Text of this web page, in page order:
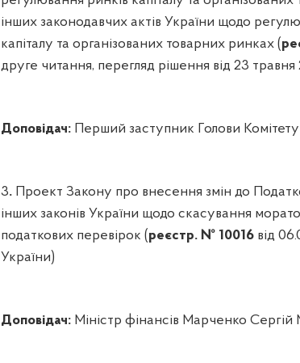
інших законодавчих актів України щодо
капіталу та організованих товарних ринках (
друге читання, перегляд рішення від 23
Доповідач:Перший заступник Голови Комітету
3.Проект Закону про внесення змін до
інших законів України щодо скасування
податкових перевірок (реєстр. № 10016від
України)
Доповідач:Міністр фінансів Марченко